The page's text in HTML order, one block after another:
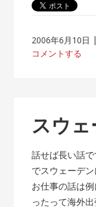
2006年6月10日
コメントする
スウ
話せば長い話
でスウェーデン
お仕事の話は
ったって海外